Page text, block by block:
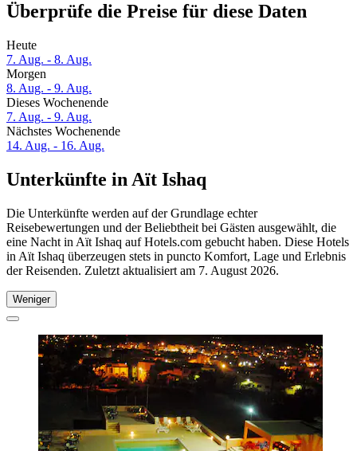
Überprüfe die Preise für diese Daten
Heute
7. Aug. - 8. Aug.
Morgen
8. Aug. - 9. Aug.
Dieses Wochenende
7. Aug. - 9. Aug.
Nächstes Wochenende
14. Aug. - 16. Aug.
Unterkünfte in Aït Ishaq
Die Unterkünfte werden auf der Grundlage echter
Reisebewertungen und der Beliebtheit bei Gästen ausgewählt, die
eine Nacht in Aït Ishaq auf Hotels.com gebucht haben. Diese Hotels
in Aït Ishaq überzeugen stets in puncto Komfort, Lage und Erlebnis
der Reisenden. Zuletzt aktualisiert am 7. August 2026.
Weniger